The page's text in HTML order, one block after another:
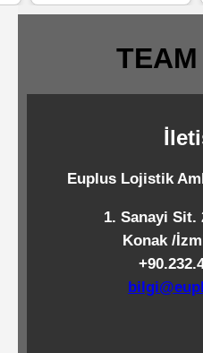
Pipetler
Ürünleri
Temizlik
Endüstriyel
Euplus Lojistik
1. Sanayi Sit.
Konak /